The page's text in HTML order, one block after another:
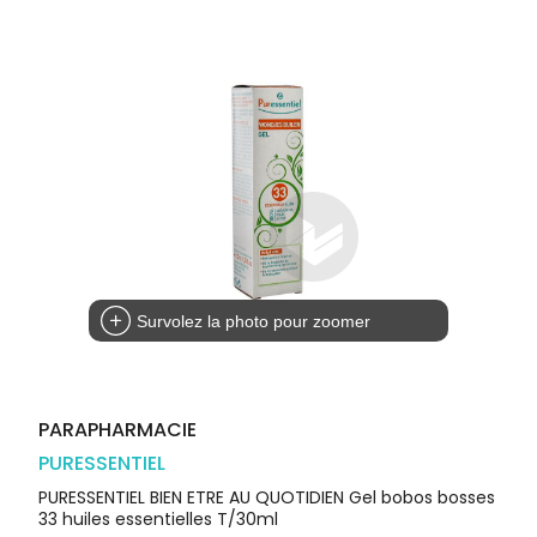
Survolez la photo pour zoomer
PARAPHARMACIE
PURESSENTIEL
PURESSENTIEL BIEN ETRE AU QUOTIDIEN Gel bobos bosses
33 huiles essentielles T/30ml